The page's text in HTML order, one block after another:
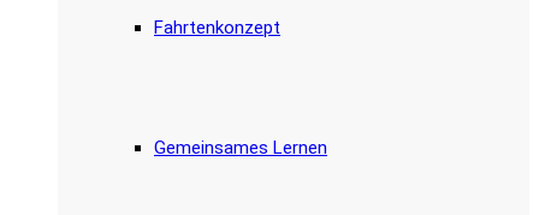
Fahrtenkonzept
Gemeinsames Lernen